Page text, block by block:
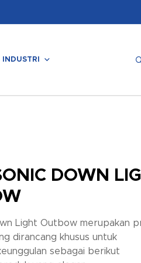
DOWN
Light Outbow merupakan
dirancang khusus untuk
sebagai berikut